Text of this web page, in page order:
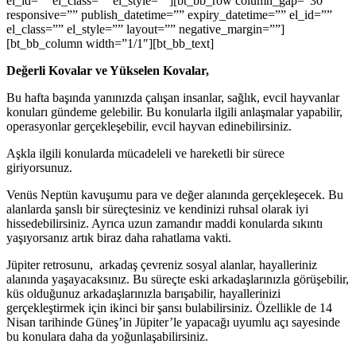
responsive=”” publish_datetime=”” expiry_datetime=”” el_id=””
el_class=”” el_style=”” layout=”” negative_margin=””]
[bt_bb_column width=”1/1″][bt_bb_text]
Değerli Kovalar ve Yükselen Kovalar,
Bu hafta başında yanınızda çalışan insanlar, sağlık, evcil hayvanlar
konuları gündeme gelebilir. Bu konularla ilgili anlaşmalar yapabilir,
operasyonlar gerçekleşebilir, evcil hayvan edinebilirsiniz.
Aşkla ilgili konularda mücadeleli ve hareketli bir sürece
giriyorsunuz.
Venüs Neptün kavuşumu para ve değer alanında gerçekleşecek. Bu
alanlarda şanslı bir süreçtesiniz ve kendinizi ruhsal olarak iyi
hissedebilirsiniz. Ayrıca uzun zamandır maddi konularda sıkıntı
yaşıyorsanız artık biraz daha rahatlama vakti.
Jüpiter retrosunu, arkadaş çevreniz sosyal alanlar, hayalleriniz
alanında yaşayacaksınız. Bu süreçte eski arkadaşlarınızla görüşebilir,
küs olduğunuz arkadaşlarınızla barışabilir, hayallerinizi
gerçekleştirmek için ikinci bir şansı bulabilirsiniz. Özellikle de 14
Nisan tarihinde Güneş’in Jüpiter’le yapacağı uyumlu açı sayesinde
bu konulara daha da yoğunlaşabilirsiniz.